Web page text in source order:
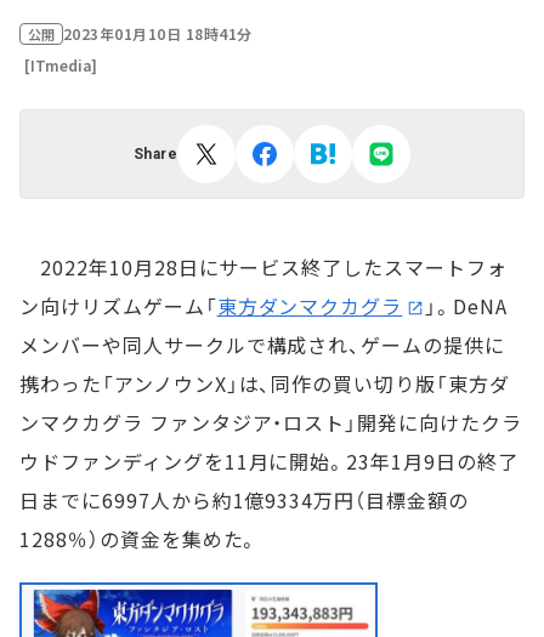
公開 2023年01月10日 18時41分
[ITmedia]
Share
2022年10月28日にサービス終了したスマートフォ
ン向けリズムゲーム「東方ダンマクカグラ
」。DeNA
メンバーや同人サークルで構成され、ゲームの提供に
携わった「アンノウンX」は、同作の買い切り版「東方ダ
ンマクカグラ ファンタジア・ロスト」開発に向けたクラ
ウドファンディングを11月に開始。23年1月9日の終了
日までに6997人から約1億9334万円（目標金額の
1288％）の資金を集めた。